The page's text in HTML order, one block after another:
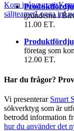
Kom igång gratis
säljteametLogga in
grunderna i
11.00 ET.
företag som
12.00 ET.
Har du frågor?
Vi presenterar Smart
sökverktyg som är
betrodd information
hur du använder det